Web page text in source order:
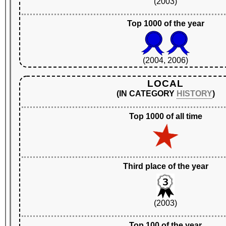
Top 1000 of the year
(2004, 2006)
LOCAL
(IN CATEGORY HISTORY)
Top 1000 of all time
Third place of the year
(2003)